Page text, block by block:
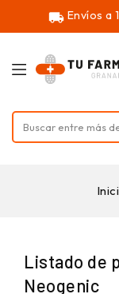
local_shipping Envíos a
Listado de
Neogenic